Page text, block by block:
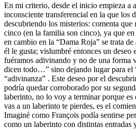
En mi criterio, desde el inicio empieza a
inconsciente transferencial en la que los
descubriendo los misterios: comenta
cinco (en la familia son cinco), ya que
en cambio en la “Dama Roja” se trata
él le gusta; vislumbré entonces un deseo
fuéramos adivinando y no de una
dicen todo…” sino dejando lugar para el
“adivinanza” . Este deseo por el
podría quedar corroborado por su
laberinto, no lo voy a terminar porque es
vas a un laberinto te pierdes, es el
Imaginé como François podía sentirse
como un laberinto con distintas entradas